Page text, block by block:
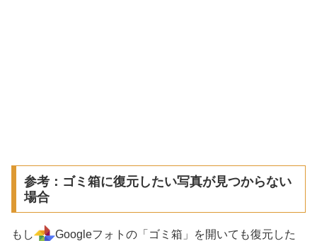
参考：ゴミ箱に復元したい写真が見つからない
場合
もし
Googleフォトの「ゴミ箱」を開いても復元した